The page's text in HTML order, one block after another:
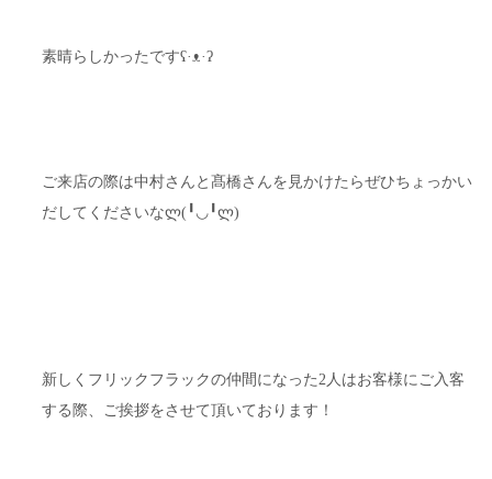
素晴らしかったですʕ·ᴥ·ʔ
ご来店の際は中村さんと髙橋さんを見かけたらぜひちょっかい
だしてくださいなლ(╹◡╹ლ)
新しくフリックフラックの仲間になった2人はお客様にご入客
する際、ご挨拶をさせて頂いております！